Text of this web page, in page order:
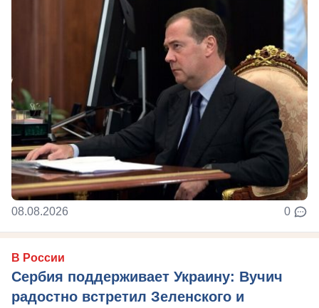
08.08.2026 0
В России
Сербия поддерживает Украину: Вучич
радостно встретил Зеленского и